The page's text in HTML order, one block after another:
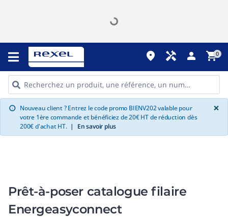
place handyman person shopping_cart0
info Nouveau client ? Entrez le code promo BIENV202 valable pour
votre 1ère commande et bénéficiez de 20€ HT de réduction dès
200€ d'achat HT. | En savoir plus
×
Prêt-à-poser catalogue filaire
Energeasyconnect